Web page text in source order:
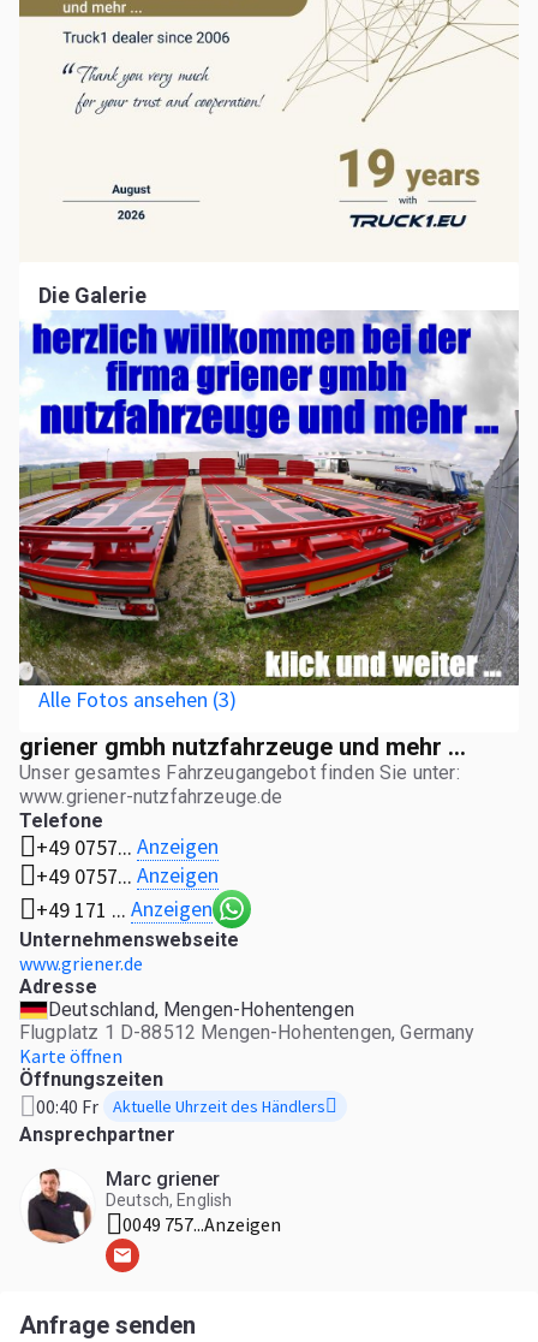
griener gmbh nutzfahrzeuge und mehr ...
Unser gesamtes Fahrzeugangebot finden Sie unter:
www.griener-nutzfahrzeuge.de
Telefone
+49 0757... Anzeigen
+49 0757... Anzeigen
+49 171 ... Anzeigen
Unternehmenswebseite
www.griener.de
Adresse
Deutschland, Mengen-Hohentengen
Flugplatz 1 D-88512 Mengen-Hohentengen, Germany
Karte öffnen
Öffnungszeiten
00:40 Fr Aktuelle Uhrzeit des Händlers
Ansprechpartner
Marc griener
Deutsch, English
0049 757...Anzeigen
Anfrage senden
Die Galerie
Alle Fotos ansehen (3)